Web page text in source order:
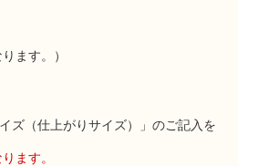
ます。）
ズ（仕上がりサイズ）」のご記入を
ます。